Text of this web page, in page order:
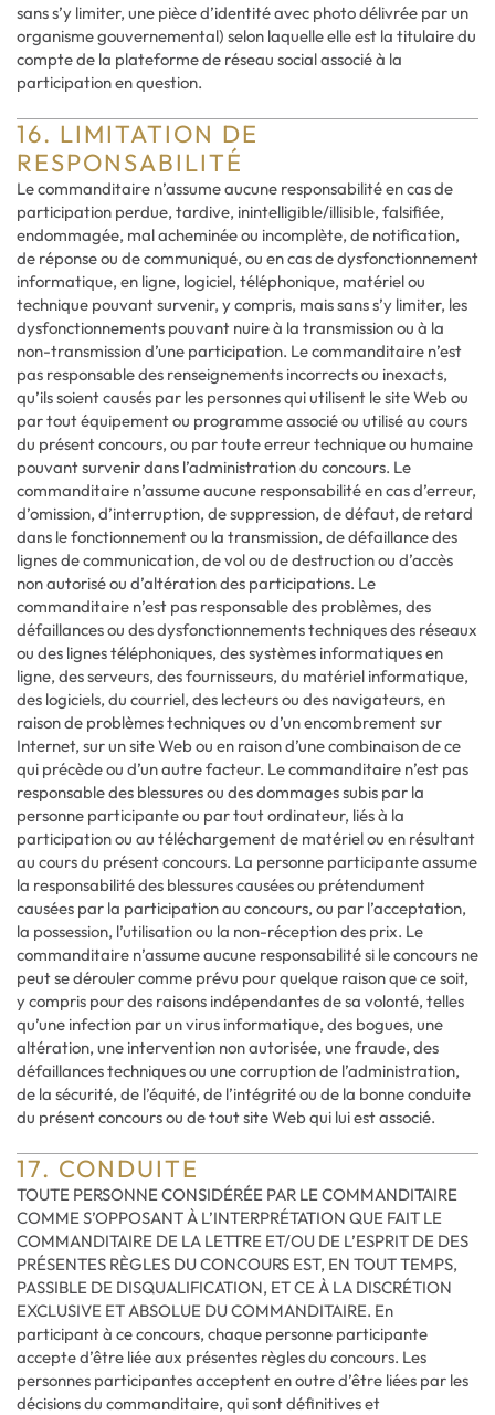
sans s’y limiter, une pièce d’identité avec photo délivrée par un
organisme gouvernemental) selon laquelle elle est la titulaire du
compte de la plateforme de réseau social associé à la
participation en question.
16. LIMITATION DE
RESPONSABILITÉ
Le commanditaire n’assume aucune responsabilité en cas de
participation perdue, tardive, inintelligible/illisible, falsifiée,
endommagée, mal acheminée ou incomplète, de notification,
de réponse ou de communiqué, ou en cas de dysfonctionnement
informatique, en ligne, logiciel, téléphonique, matériel ou
technique pouvant survenir, y compris, mais sans s’y limiter, les
dysfonctionnements pouvant nuire à la transmission ou à la
non-transmission d’une participation. Le commanditaire n’est
pas responsable des renseignements incorrects ou inexacts,
qu’ils soient causés par les personnes qui utilisent le site Web ou
par tout équipement ou programme associé ou utilisé au cours
du présent concours, ou par toute erreur technique ou humaine
pouvant survenir dans l’administration du concours. Le
commanditaire n’assume aucune responsabilité en cas d’erreur,
d’omission, d’interruption, de suppression, de défaut, de retard
dans le fonctionnement ou la transmission, de défaillance des
lignes de communication, de vol ou de destruction ou d’accès
non autorisé ou d’altération des participations. Le
commanditaire n’est pas responsable des problèmes, des
défaillances ou des dysfonctionnements techniques des réseaux
ou des lignes téléphoniques, des systèmes informatiques en
ligne, des serveurs, des fournisseurs, du matériel informatique,
des logiciels, du courriel, des lecteurs ou des navigateurs, en
raison de problèmes techniques ou d’un encombrement sur
Internet, sur un site Web ou en raison d’une combinaison de ce
qui précède ou d’un autre facteur. Le commanditaire n’est pas
responsable des blessures ou des dommages subis par la
personne participante ou par tout ordinateur, liés à la
participation ou au téléchargement de matériel ou en résultant
au cours du présent concours. La personne participante assume
la responsabilité des blessures causées ou prétendument
causées par la participation au concours, ou par l’acceptation,
la possession, l’utilisation ou la non-réception des prix. Le
commanditaire n’assume aucune responsabilité si le concours ne
peut se dérouler comme prévu pour quelque raison que ce soit,
y compris pour des raisons indépendantes de sa volonté, telles
qu’une infection par un virus informatique, des bogues, une
altération, une intervention non autorisée, une fraude, des
défaillances techniques ou une corruption de l’administration,
de la sécurité, de l’équité, de l’intégrité ou de la bonne conduite
du présent concours ou de tout site Web qui lui est associé.
17. CONDUITE
TOUTE PERSONNE CONSIDÉRÉE PAR LE COMMANDITAIRE
COMME S’OPPOSANT À L’INTERPRÉTATION QUE FAIT LE
COMMANDITAIRE DE LA LETTRE ET/OU DE L’ESPRIT DE DES
PRÉSENTES RÈGLES DU CONCOURS EST, EN TOUT TEMPS,
PASSIBLE DE DISQUALIFICATION, ET CE À LA DISCRÉTION
EXCLUSIVE ET ABSOLUE DU COMMANDITAIRE. En
participant à ce concours, chaque personne participante
accepte d’être liée aux présentes règles du concours. Les
personnes participantes acceptent en outre d’être liées par les
décisions du commanditaire, qui sont définitives et